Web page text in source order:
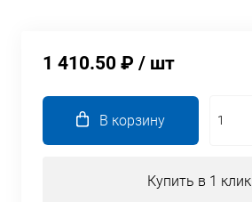
1 410.50 ₽ / шт
В корзину
Купить в 1 клик